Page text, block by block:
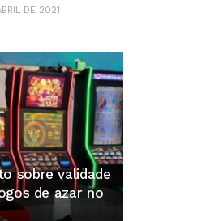
DE 2021
sobre validade
de azar no